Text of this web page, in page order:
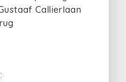
Callierlaan